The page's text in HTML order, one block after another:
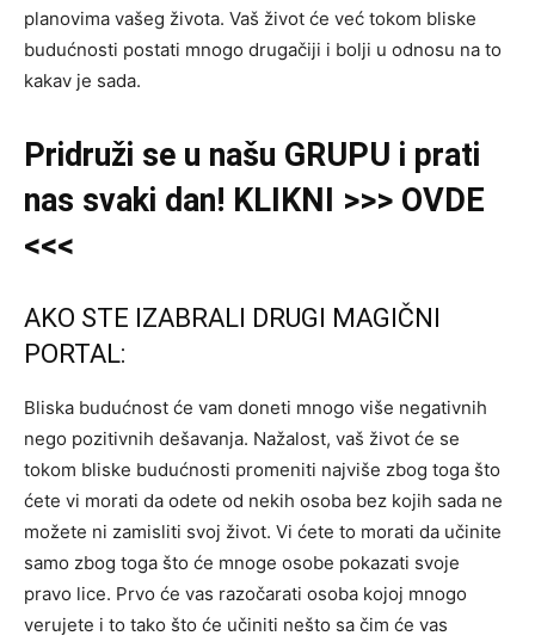
planovima vašeg života. Vaš život će već tokom bliske
budućnosti postati mnogo drugačiji i bolji u odnosu na to
kakav je sada.
Pridruži se u našu GRUPU i prati
nas svaki dan! KLIKNI >>> OVDE
<<<
AKO STE IZABRALI DRUGI MAGIČNI
PORTAL:
Bliska budućnost će vam doneti mnogo više negativnih
nego pozitivnih dešavanja. Nažalost, vaš život će se
tokom bliske budućnosti promeniti najviše zbog toga što
ćete vi morati da odete od nekih osoba bez kojih sada ne
možete ni zamisliti svoj život. Vi ćete to morati da učinite
samo zbog toga što će mnoge osobe pokazati svoje
pravo lice. Prvo će vas razočarati osoba kojoj mnogo
verujete i to tako što će učiniti nešto sa čim će vas